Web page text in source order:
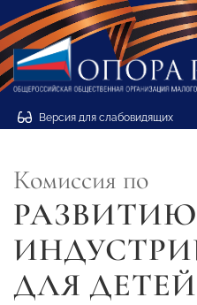
Версия для слабовидящих
Комиссия по
РАЗВИТИЮ
ДЛЯ ДЕТЕЙ